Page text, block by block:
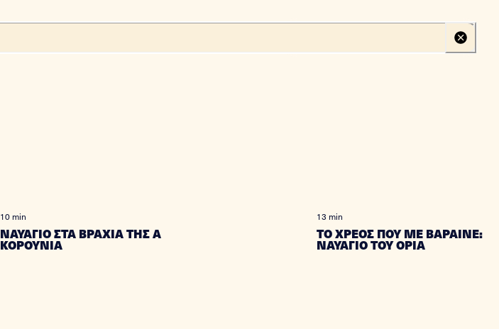
Log in
10 min
ΝΑΥΑΓΙΟ ΣΤΑ ΒΡΑΧΙΑ ΤΗΣ Α
ΚΟΡΟΥΝΙΑ
13 min
ΤΟ ΧΡΕΟΣ ΠΟΥ ΜΕ ΒΑΡΑΙΝΕ:
ΝΑΥΑΓΙΟ ΤΟΥ ΟΡΙΑ